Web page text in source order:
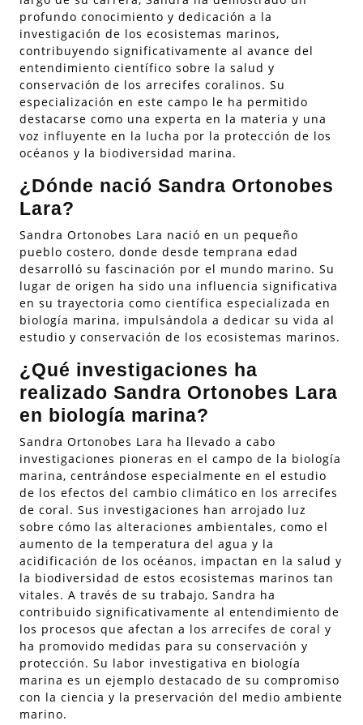
profundo conocimiento y dedicación a la
investigación de los ecosistemas marinos,
contribuyendo significativamente al avance del
entendimiento científico sobre la salud y
conservación de los arrecifes coralinos. Su
especialización en este campo le ha permitido
destacarse como una experta en la materia y una
voz influyente en la lucha por la protección de los
océanos y la biodiversidad marina.
¿Dónde nació Sandra Ortonobes
Lara?
Sandra Ortonobes Lara nació en un pequeño
pueblo costero, donde desde temprana edad
desarrolló su fascinación por el mundo marino. Su
lugar de origen ha sido una influencia significativa
en su trayectoria como científica especializada en
biología marina, impulsándola a dedicar su vida al
estudio y conservación de los ecosistemas marinos.
¿Qué investigaciones ha
realizado Sandra Ortonobes Lara
en biología marina?
Sandra Ortonobes Lara ha llevado a cabo
investigaciones pioneras en el campo de la biología
marina, centrándose especialmente en el estudio
de los efectos del cambio climático en los arrecifes
de coral. Sus investigaciones han arrojado luz
sobre cómo las alteraciones ambientales, como el
aumento de la temperatura del agua y la
acidificación de los océanos, impactan en la salud y
la biodiversidad de estos ecosistemas marinos tan
vitales. A través de su trabajo, Sandra ha
contribuido significativamente al entendimiento de
los procesos que afectan a los arrecifes de coral y
ha promovido medidas para su conservación y
protección. Su labor investigativa en biología
marina es un ejemplo destacado de su compromiso
con la ciencia y la preservación del medio ambiente
marino.